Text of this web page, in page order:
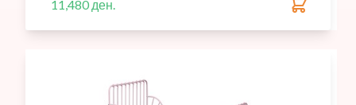
11,480 ден.